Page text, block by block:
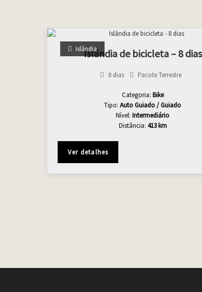
Islândia
Islândia de bicicleta – 8 dias
8 dias Pacote Terrestre
Categoria: Bike
Tipo:Auto Guiado / Guiado
Nível:Intermediário
Distância: 413 km
Ver detalhes